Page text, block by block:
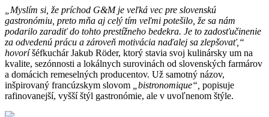
„Myslím si, že príchod G&M je veľká vec pre slovenskú
gastronómiu, preto mňa aj celý tím veľmi potešilo, že sa nám
podarilo zaradiť do tohto prestížneho bedekra. Je to zadosťučinenie
za odvedenú prácu a zároveň motivácia naďalej sa zlepšovať,“
hovoríšéfkuchár Jakub Röder, ktorý stavia svoj kulinársky um na
kvalite, sezónnosti a lokálnych surovinách od slovenských farmárov
a domácich remeselných producentov. Už samotný názov,
inšpirovaný francúzskym slovom
„bistronomique“, popisuje
rafinovanejší, vyšší štýl gastronómie, ale v uvoľnenom štýle.